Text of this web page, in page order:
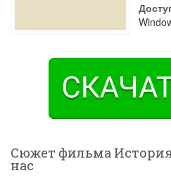
Сюжет фильма
нас